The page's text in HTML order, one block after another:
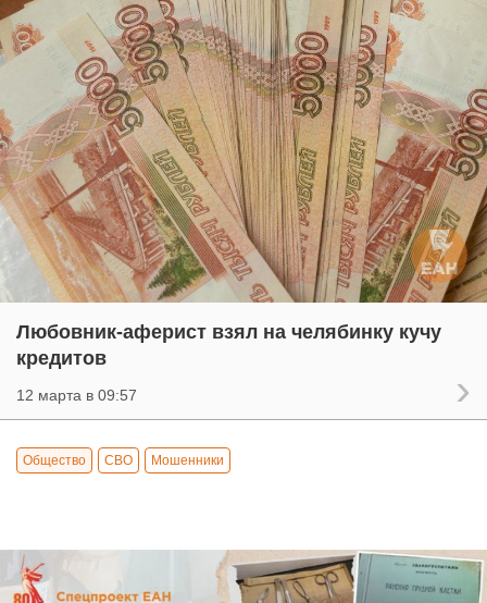
Любовник-аферист взял на челябинку кучу
кредитов
12 марта в 09:57
Общество СВО Мошенники